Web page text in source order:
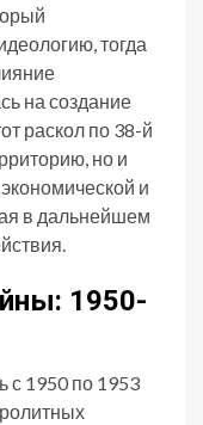
тогда
на создание
раскол по 38-й
но и
и
в дальнейшем
1950-
с 1950 по 1953